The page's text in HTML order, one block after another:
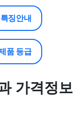
징안내
품 등급
가격정보